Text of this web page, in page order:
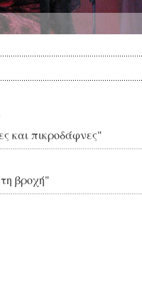
και πικροδάφνες"
βροχή"